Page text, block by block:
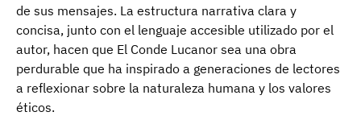
de sus mensajes. La estructura narrativa clara y
concisa, junto con el lenguaje accesible utilizado por el
autor, hacen que El Conde Lucanor sea una obra
perdurable que ha inspirado a generaciones de lectores
a reflexionar sobre la naturaleza humana y los valores
éticos.